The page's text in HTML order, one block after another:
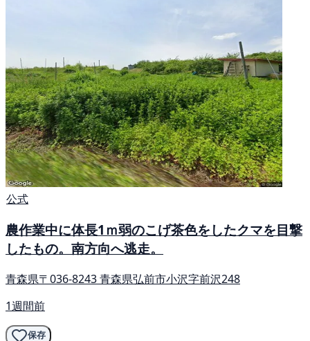
公式
農作業中に体長1ｍ弱のこげ茶色をしたクマを目撃
したもの。南方向へ逃走。
青森県〒036-8243 青森県弘前市小沢字前沢248
1週間前
保存